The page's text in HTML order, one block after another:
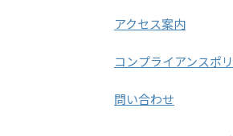
アクセス案内
コンプライアンスポ
問い合わせ